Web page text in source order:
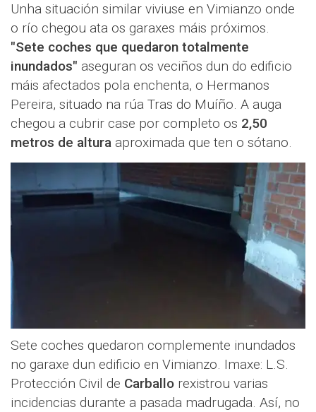
Unha situación similar viviuse en Vimianzo onde
o río chegou ata os garaxes máis próximos.
"Sete coches que quedaron totalmente
inundados" aseguran os veciños dun do edificio
máis afectados pola enchenta, o Hermanos
Pereira, situado na rúa Tras do Muíño. A auga
chegou a cubrir case por completo os 2,50
metros de altura aproximada que ten o sótano.
Sete coches quedaron complemente inundados
no garaxe dun edificio en Vimianzo. Imaxe: L.S.
Protección Civil de Carballo rexistrou varias
incidencias durante a pasada madrugada. Así, no